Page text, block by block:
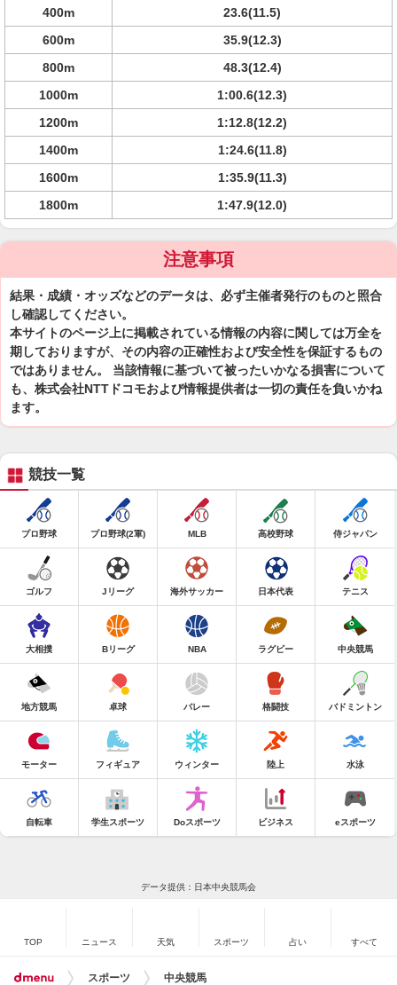
400m
23.6(11.5)
600m
35.9(12.3)
800m
48.3(12.4)
1000m
1:00.6(12.3)
1200m
1:12.8(12.2)
1400m
1:24.6(11.8)
1600m
1:35.9(11.3)
1800m
1:47.9(12.0)
注意事項
結果・成績・オッズなどのデータは、必ず主催者発行のものと照合
し確認してください。
本サイトのページ上に掲載されている情報の内容に関しては万全を
期しておりますが、その内容の正確性および安全性を保証するもの
ではありません。 当該情報に基づいて被ったいかなる損害について
も、株式会社NTTドコモおよび情報提供者は一切の責任を負いかね
ます。
競技一覧
プロ野球 プロ野球(2軍) MLB 高校野球 侍ジャパン
ゴルフ Jリーグ 海外サッカー 日本代表 テニス
大相撲 Bリーグ NBA ラグビー 中央競馬
地方競馬 卓球 バレー 格闘技 バドミントン
モーター フィギュア ウィンター 陸上 水泳
自転車 学生スポーツ Doスポーツ ビジネス eスポーツ
データ提供：日本中央競馬会
TOP ニュース 天気 スポーツ 占い すべて
スポーツ 中央競馬